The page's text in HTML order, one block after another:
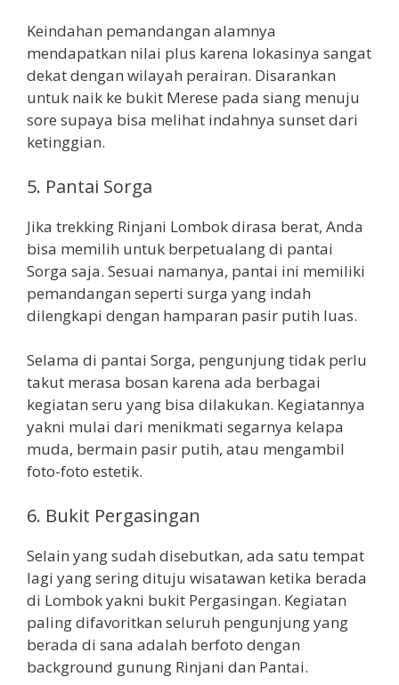
Keindahan pemandangan alamnya
mendapatkan nilai plus karena lokasinya sangat
dekat dengan wilayah perairan. Disarankan
untuk naik ke bukit Merese pada siang menuju
sore supaya bisa melihat indahnya sunset dari
ketinggian.
5. Pantai Sorga
Jika trekking Rinjani Lombok dirasa berat, Anda
bisa memilih untuk berpetualang di pantai
Sorga saja. Sesuai namanya, pantai ini memiliki
pemandangan seperti surga yang indah
dilengkapi dengan hamparan pasir putih luas.
Selama di pantai Sorga, pengunjung tidak perlu
takut merasa bosan karena ada berbagai
kegiatan seru yang bisa dilakukan. Kegiatannya
yakni mulai dari menikmati segarnya kelapa
muda, bermain pasir putih, atau mengambil
foto-foto estetik.
6. Bukit Pergasingan
Selain yang sudah disebutkan, ada satu tempat
lagi yang sering dituju wisatawan ketika berada
di Lombok yakni bukit Pergasingan. Kegiatan
paling difavoritkan seluruh pengunjung yang
berada di sana adalah berfoto dengan
background gunung Rinjani dan Pantai.